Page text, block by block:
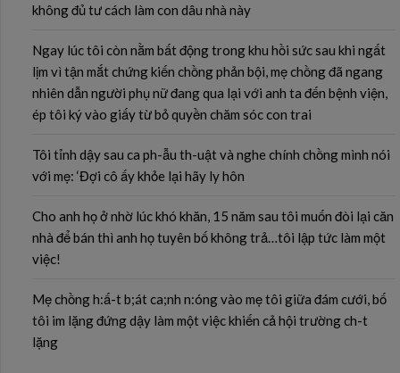
không đủ tư cách làm con dâu nhà này
Ngay lúc tôi còn nằm bất động trong khu hồi sức sau khi ngất
lịm vì tận mắt chứng kiến chồng phản bội, mẹ chồng đã ngang
nhiên dẫn người phụ nữ đang qua lại với anh ta đến bệnh viện,
ép tôi ký vào giấy từ bỏ quyền chăm sóc con trai
Tôi tỉnh dậy sau ca ph-ẫu th-uật và nghe chính chồng mình nói
với mẹ: ‘Đợi cô ấy khỏe lại hãy ly hôn
Cho anh họ ở nhờ lúc khó khăn, 15 năm sau tôi muốn đòi lại căn
nhà để bán thì anh họ tuyên bố không trả…tôi lập tức làm một
việc!
Mẹ chồng h:ấ-t b;át ca;nh n:óng vào mẹ tôi giữa đám cưới, bố
tôi im lặng đứng dậy làm một việc khiến cả hội trường ch-t
lặng